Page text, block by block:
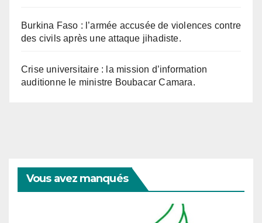
Burkina Faso : l’armée accusée de violences contre
des civils après une attaque jihadiste.
Crise universitaire : la mission d’information
auditionne le ministre Boubacar Camara.
Vous avez manqués